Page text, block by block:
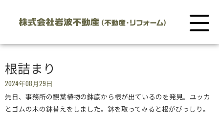
根詰まり
2024年08月29日
先日、事務所の観葉植物の鉢底から根が出ているのを発見。ユッカ
とゴムの木の鉢替えをしました。鉢を取ってみると根がびっしり。